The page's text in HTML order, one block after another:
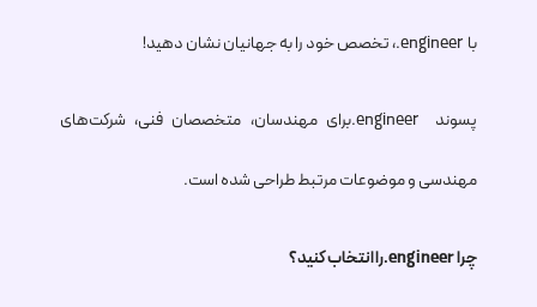
با .engineer، تخصص خود را به جهانیان نشان دهید!
پسوند .engineerبرای مهندسان، متخصصان فنی، شرکت‌های
مهندسی و موضوعات مرتبط طراحی شده است.
چرا.engineerرا انتخاب کنید؟